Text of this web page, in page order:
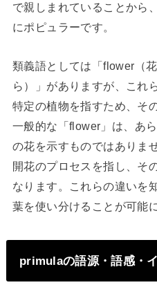
で親しまれていることから
にポピュラーです。
類義語としては「flower（
ら）」がありますが、これ
特定の植物を指すため、そ
一般的な「flower」は、あ
の花を示すものではありま
開花のプロセスを指し、そ
なります。これらの違いを
葉を使い分けることが可能
primulaの語源・語感・